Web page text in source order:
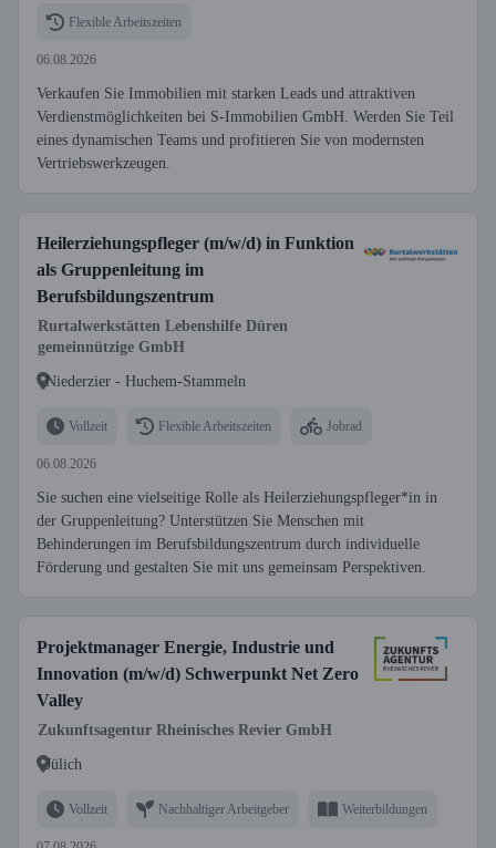
Flexible Arbeitszeiten
06.08.2026
Verkaufen Sie Immobilien mit starken Leads und attraktiven
Verdienstmöglichkeiten bei S-Immobilien GmbH. Werden Sie Teil
eines dynamischen Teams und profitieren Sie von modernsten
Vertriebswerkzeugen.
Heilerziehungspfleger (m/w/d) in Funktion
als Gruppenleitung im
Berufsbildungszentrum
Rurtalwerkstätten Lebenshilfe Düren
gemeinnützige GmbH
Niederzier - Huchem-Stammeln
Vollzeit Flexible Arbeitszeiten Jobrad
06.08.2026
Sie suchen eine vielseitige Rolle als Heilerziehungspfleger*in in
der Gruppenleitung? Unterstützen Sie Menschen mit
Behinderungen im Berufsbildungszentrum durch individuelle
Förderung und gestalten Sie mit uns gemeinsam Perspektiven.
Projektmanager Energie, Industrie und
Innovation (m/w/d) Schwerpunkt Net Zero
Valley
Zukunftsagentur Rheinisches Revier GmbH
Jülich
Vollzeit Nachhaltiger Arbeitgeber Weiterbildungen